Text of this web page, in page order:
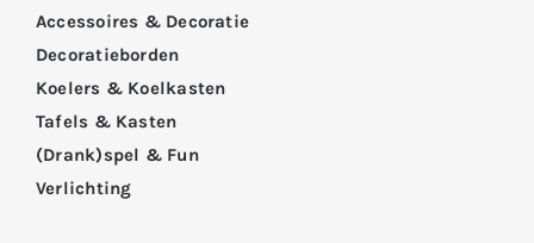
Accessoires & Decoratie
Decoratieborden
Koelers & Koelkasten
Tafels & Kasten
(Drank)spel & Fun
Verlichting